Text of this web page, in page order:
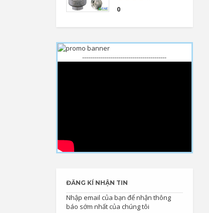
0
------------------------------------------
ĐĂNG KÍ NHẬN TIN
Nhập email của bạn để nhận thông
báo sớm nhất của chúng tôi